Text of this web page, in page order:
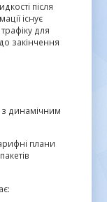
після
існує
для
закінчення
з динамічним
плани